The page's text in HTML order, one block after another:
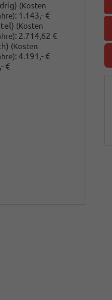
(Kosten
: 1.143,- €
(Kosten
: 2.714,62 €
(Kosten
: 4.191,- €
€